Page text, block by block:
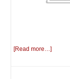
[Read more…]